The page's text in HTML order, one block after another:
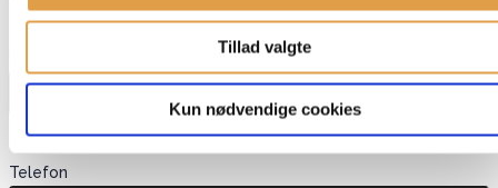
Tillad valgte
Kun nødvendige cookies
Telefon